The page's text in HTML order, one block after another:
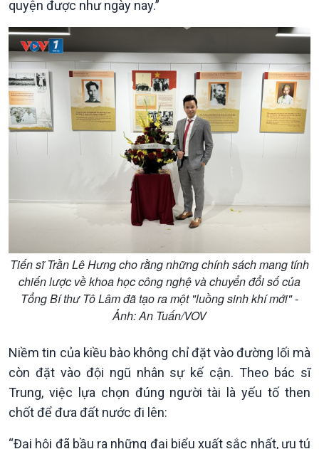
Pháp luật và đời sống
Kinh tế
Tin Kinh tế
Sức sống hàng Việt
Khởi nghiệp
Tuyên chiến với gian lận
thương mại
Nông nghiệp & Biển đảo
Tin Nông nghiệp & Biển
đảo
Biển đảo Việt Nam
Tâm tình biên giới và hải
đảo
quyện được như ngày nay.”
Tiến sĩ Trần Lê Hưng cho rằng những chính sách mang tính
chiến lược về khoa học công nghệ và chuyển đổi số của
Tổng Bí thư Tô Lâm đã tạo ra một "luồng sinh khí mới" -
Ảnh: An Tuấn/VOV
Niềm tin của kiều bào không chỉ đặt vào đường lối mà
còn đặt vào đội ngũ nhân sự kế cận. Theo bác sĩ
Trung, việc lựa chọn đúng người tài là yếu tố then
chốt để đưa đất nước đi lên:
“Đại hội đã bầu ra những đại biểu xuất sắc nhất, ưu tú